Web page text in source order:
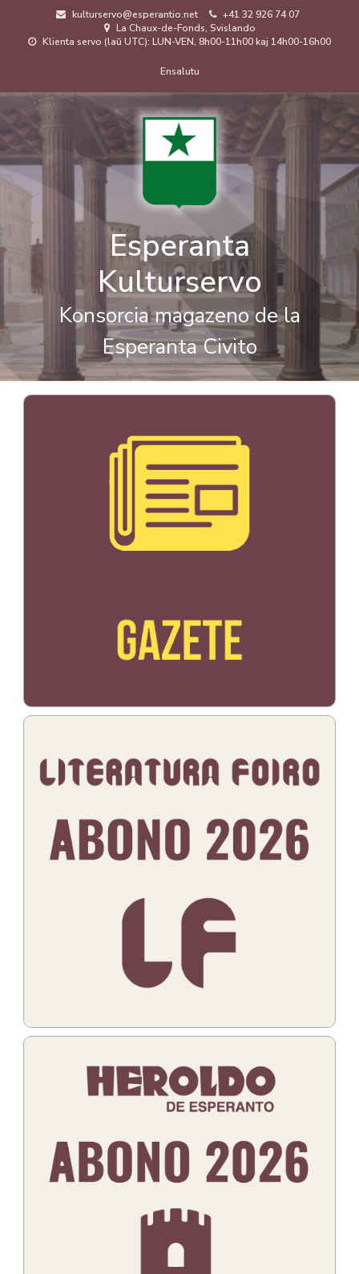
kulturservo@esperantio.net
+41 32 926 74 07
La Chaux-de-Fonds, Svislando
Klienta servo (laŭ UTC): LUN-VEN, 8h00-11h00 kaj 14h00-16h00
de
uzanto
Ensalutu
Esperanta
Kulturservo
Konsorcia magazeno de la
Esperanta Civito
Bildo
Bildo
Bildo